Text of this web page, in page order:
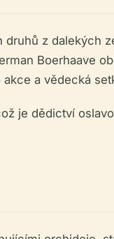
druhů z dalekých
Boerhaave
a vědecká
je dědictví